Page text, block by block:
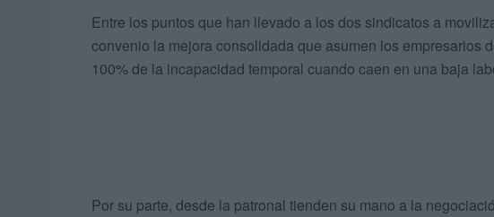
Entre los puntos que han llevado a los dos sindicatos a
convenio la mejora consolidada que asumen los empresarios
100% de la incapacidad temporal cuando caen en una baja
Por su parte, desde la patronal tienden su mano a la